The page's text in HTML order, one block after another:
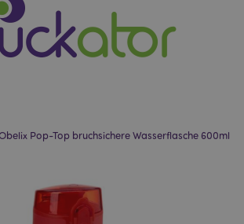
Pop-Top bruchsichere Wasserflasche 600ml